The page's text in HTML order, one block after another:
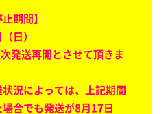
期間】
日）
発送再開とさせて頂きま
況によっては、上記期間
合でも発送が8月17日